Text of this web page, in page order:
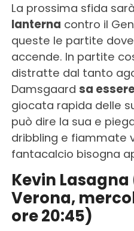
La prossima sfida
lanterna contro il
queste le partite
accende. In partite
distratte dal tanto
Damsgaard sa
giocata rapida delle
può dire la sua e
dribbling e fiammate
fantacalcio bisogna
Kevin
Verona,
ore 20:45)